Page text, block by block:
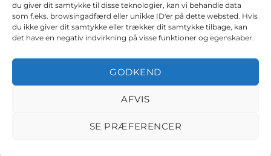
du giver dit samtykke til disse teknologier, kan vi behandle data
som f.eks. browsingadfærd eller unikke ID'er på dette websted. Hvis
du ikke giver dit samtykke eller trækker dit samtykke tilbage, kan
det have en negativ indvirkning på visse funktioner og egenskaber.
GODKEND
AFVIS
SE PRÆFERENCER
NYHEDER
PRIVATLIVSPOLITIK